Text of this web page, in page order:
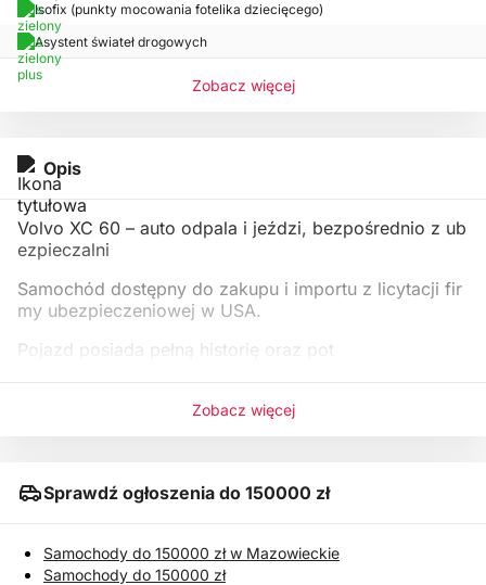
Isofix (punkty mocowania fotelika dziecięcego)
Asystent świateł drogowych
Zobacz więcej
Opis
Volvo XC 60 – auto odpala i jeździ, bezpośrednio z ub
ezpieczalni
Samochód dostępny do zakupu i importu z licytacji fir
my ubezpieczeniowej w USA.
Pojazd posiada pełną historię oraz pot
Zobacz więcej
Sprawdź ogłoszenia do 150000 zł
Samochody do 150000 zł w Mazowieckie
Samochody do 150000 zł